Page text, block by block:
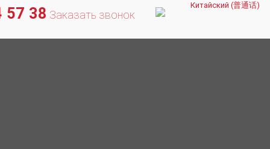
Китайский (普通话)
57 38 Заказать звонок